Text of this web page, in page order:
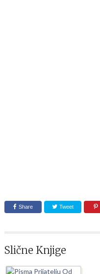
Share Tweet
Slične Knjige